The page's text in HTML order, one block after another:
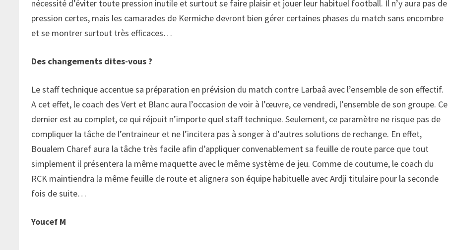
nécessité d’éviter toute pression inutile et surtout se faire plaisir et jouer leur habituel football. Il n’y aura pas de
pression certes, mais les camarades de Kermiche devront bien gérer certaines phases du match sans encombre
et se montrer surtout très efficaces…
Des changements dites-vous ?
Le staff technique accentue sa préparation en prévision du match contre Larbaâ avec l’ensemble de son effectif.
A cet effet, le coach des Vert et Blanc aura l’occasion de voir à l’œuvre, ce vendredi, l’ensemble de son groupe. Ce
dernier est au complet, ce qui réjouit n’importe quel staff technique. Seulement, ce paramètre ne risque pas de
compliquer la tâche de l’entraineur et ne l’incitera pas à songer à d’autres solutions de rechange. En effet,
Boualem Charef aura la tâche très facile afin d’appliquer convenablement sa feuille de route parce que tout
simplement il présentera la même maquette avec le même système de jeu. Comme de coutume, le coach du
RCK maintiendra la même feuille de route et alignera son équipe habituelle avec Ardji titulaire pour la seconde
fois de suite…
Youcef M